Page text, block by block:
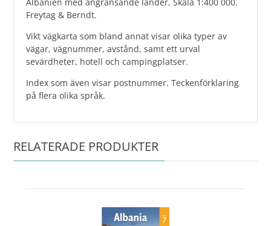
Freytag & Berndt.
Vikt vägkarta som bland annat visar olika typer av
vägar, vägnummer, avstånd, samt ett urval
sevärdheter, hotell och campingplatser.
Index som även visar postnummer. Teckenförklaring
på flera olika språk.
RELATERADE PRODUKTER